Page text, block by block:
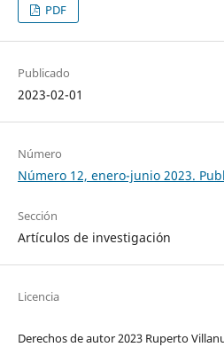
PDF
Publicado
2023-02-01
Número
Número 12, enero-junio 2023.
Sección
Artículos de investigación
Licencia
Derechos de autor 2023 Ruperto